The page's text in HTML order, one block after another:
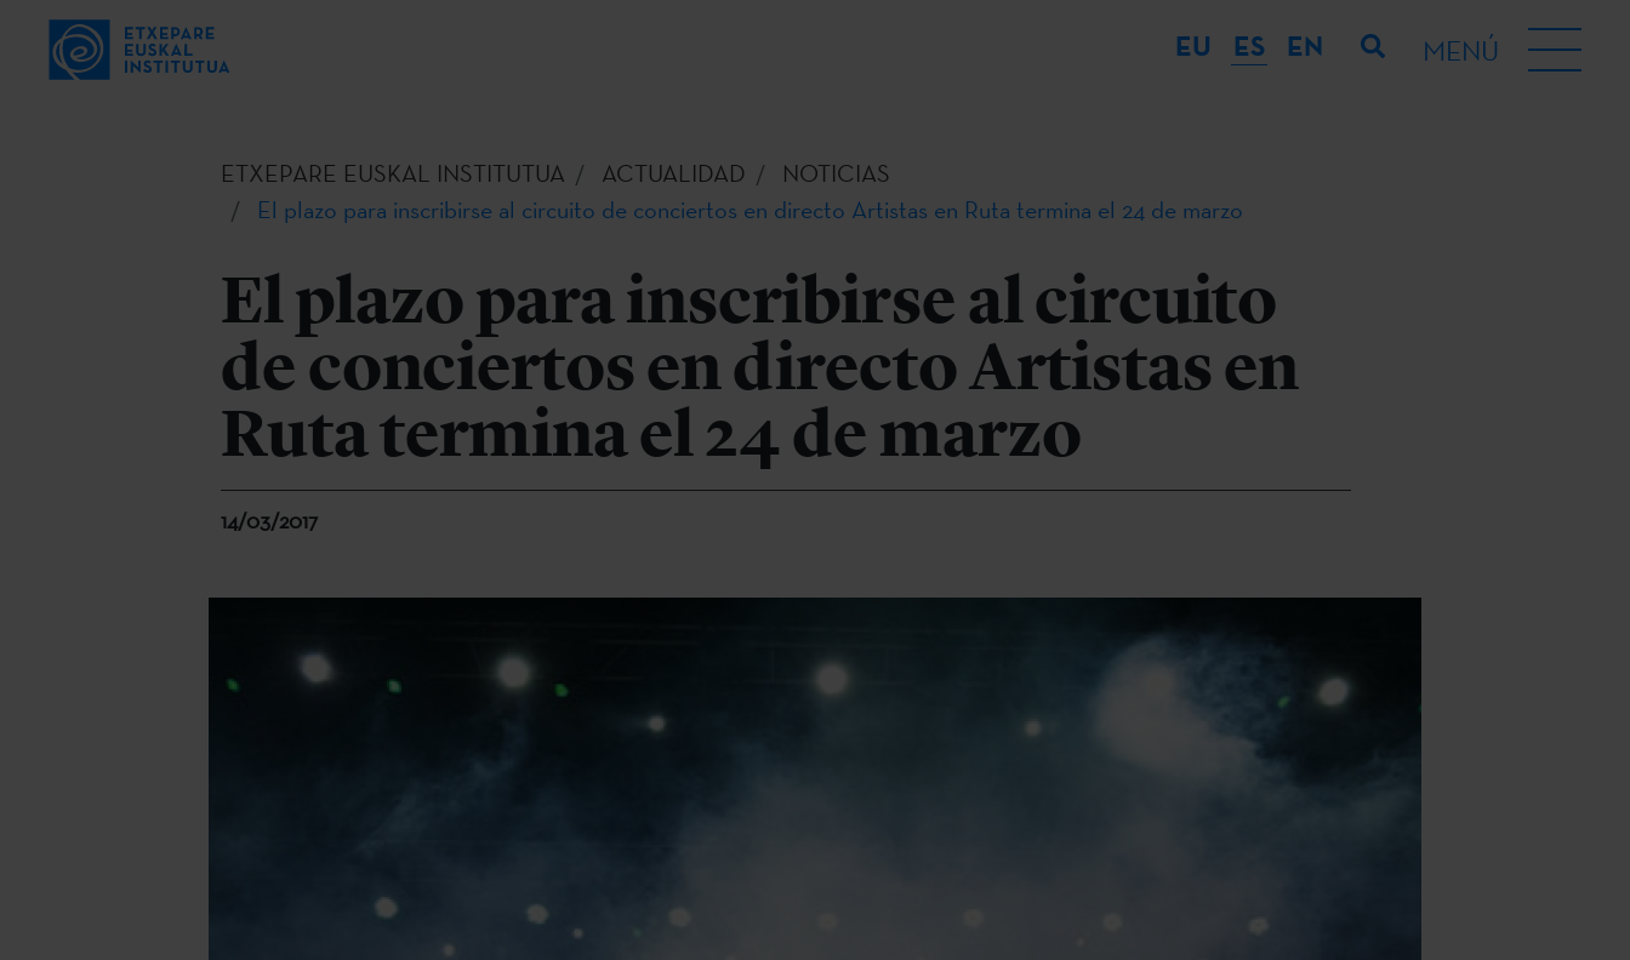
EU ES EN MENÚ
ETXEPARE EUSKAL INSTITUTUA ACTUALIDAD
NOTICIAS
El plazo para inscribirse al circuito de conciertos en directo Artistas en Ruta termina el 24 de marzo
El plazo para inscribirse al circuito
de conciertos en directo Artistas en
Ruta termina el 24 de marzo
14/03/2017